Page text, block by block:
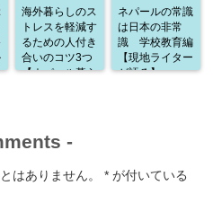
海外暮らしのス
トレスを軽減す
るための人付き
合いのコツ3つ
【ネパール暮ら
ネパールの常識
は日本の非常
識 学校教育編
【現地ライター
が語る】
-
はありません。 * が付いている